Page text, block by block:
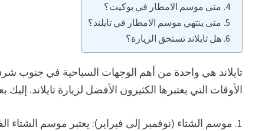
متى موسم الامطار في بوكيت؟
متى ينتهي موسم الامطار في تايلند؟
هل تايلاند تستحق الزيارة؟
تايلاند هي واحدة من أهم الوجهات السياحية في جنوب
الأوقات التي يعتبرها الكثيرون الأفضل لزيارة تايلاند.
1. موسم الشتاء (نوفمبر إلى فبراير): يعتبر موسم الشتاء